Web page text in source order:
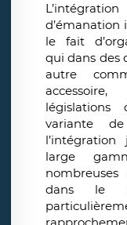
d’émanation
le fait
qui dans des
autre
législations
variante
large
dans le